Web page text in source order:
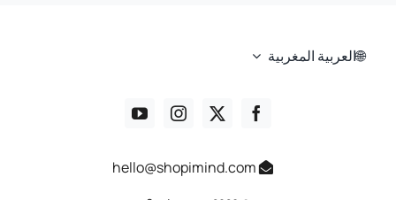
العربية المغربية
hello@shopimind.com